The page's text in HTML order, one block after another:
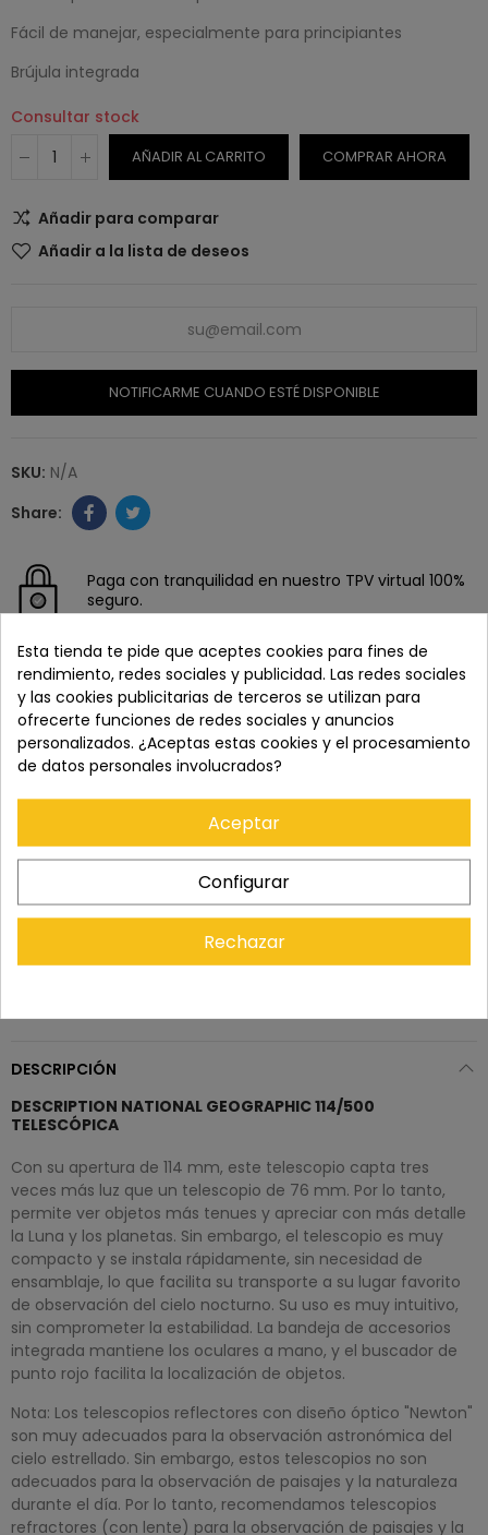
Fácil de manejar, especialmente para principiantes
Brújula integrada
Consultar stock
AÑADIR AL CARRITO COMPRAR AHORA
Añadir para comparar
Añadir a la lista de deseos
NOTIFICARME CUANDO ESTÉ DISPONIBLE
SKU: N/A
Paga con tranquilidad en nuestro TPV virtual 100%
seguro.
Los pedidos se entregan en un plazo de 5 a 7 días
laborables.
Recuerda que tienes 15 días, desde la recepción
del pedido, para solicitar la devolución.
DESCRIPCIÓN
DESCRIPTION NATIONAL GEOGRAPHIC 114/500
TELESCÓPICA
Con su apertura de 114 mm, este telescopio capta tres
veces más luz que un telescopio de 76 mm. Por lo tanto,
permite ver objetos más tenues y apreciar con más detalle
la Luna y los planetas. Sin embargo, el telescopio es muy
compacto y se instala rápidamente, sin necesidad de
ensamblaje, lo que facilita su transporte a su lugar favorito
de observación del cielo nocturno. Su uso es muy intuitivo,
sin comprometer la estabilidad. La bandeja de accesorios
integrada mantiene los oculares a mano, y el buscador de
punto rojo facilita la localización de objetos.
Nota: Los telescopios reflectores con diseño óptico "Newton"
son muy adecuados para la observación astronómica del
cielo estrellado. Sin embargo, estos telescopios no son
adecuados para la observación de paisajes y la naturaleza
durante el día. Por lo tanto, recomendamos telescopios
refractores (con lente) para la observación de paisajes y la
Esta tienda te pide que aceptes cookies para fines de
rendimiento, redes sociales y publicidad. Las redes sociales
y las cookies publicitarias de terceros se utilizan para
ofrecerte funciones de redes sociales y anuncios
personalizados. ¿Aceptas estas cookies y el procesamiento
de datos personales involucrados?
Aceptar
Configurar
Rechazar